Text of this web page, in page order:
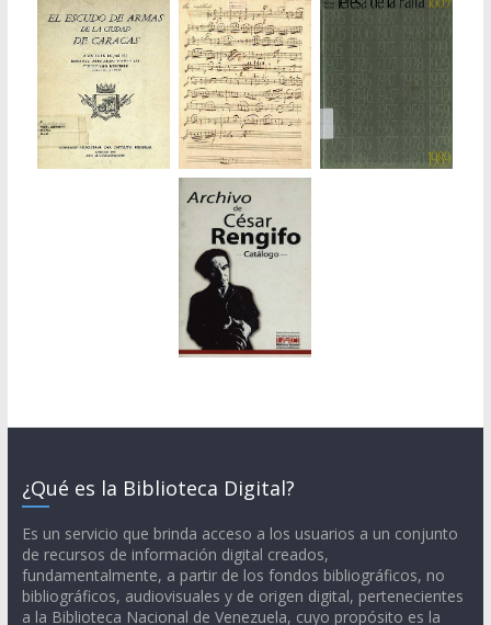
¿Qué es la Biblioteca Digital?
Es un servicio que brinda acceso a los usuarios a un conjunto
de recursos de información digital creados,
fundamentalmente, a partir de los fondos bibliográficos, no
bibliográficos, audiovisuales y de origen digital, pertenecientes
a la Biblioteca Nacional de Venezuela, cuyo propósito es la